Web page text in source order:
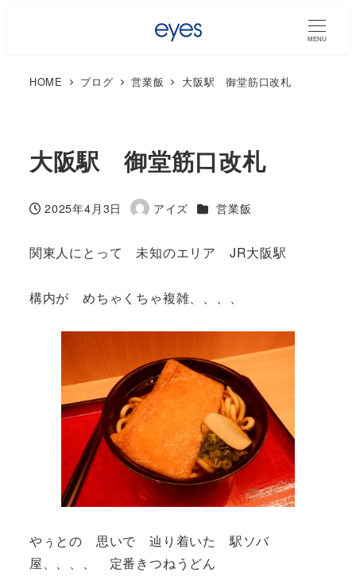
MENU
HOME ブログ 営業飯 大阪駅 御堂筋口改札
大阪駅 御堂筋口改札
投稿日
2025年4月3日
著
アイズ カテゴリー
営業飯
関東人にとって 未知のエリア JR大阪駅
構内が めちゃくちゃ複雑、、、、
やぅとの 思いで 辿り着いた 駅ソバ
屋、、、、 定番きつねうどん